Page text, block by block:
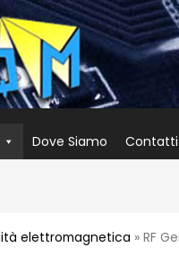
Dove Siamo Contatti
elettromagnetica » RF